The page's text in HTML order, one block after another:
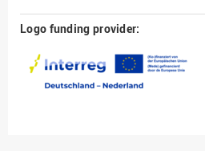
Logo funding provider: